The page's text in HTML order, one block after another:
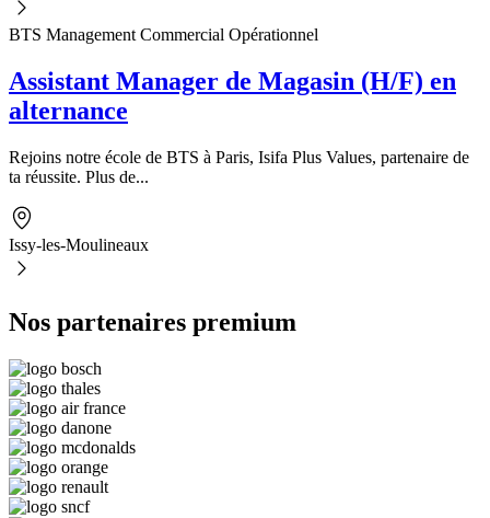
BTS Management Commercial Opérationnel
Assistant Manager de Magasin (H/F) en
alternance
Rejoins notre école de BTS à Paris, Isifa Plus Values, partenaire de
ta réussite. Plus de...
Issy-les-Moulineaux
Nos partenaires premium